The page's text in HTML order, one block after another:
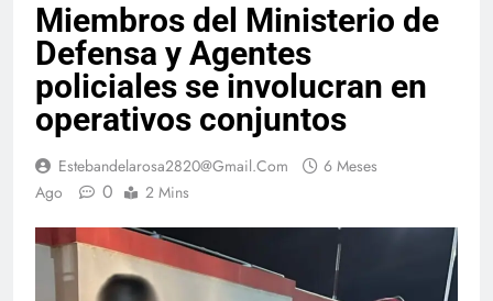
Miembros del Ministerio de
Defensa y Agentes
policiales se involucran en
operativos conjuntos
Estebandelarosa2820@gmail.com
6 Meses
Ago
0 2 Mins